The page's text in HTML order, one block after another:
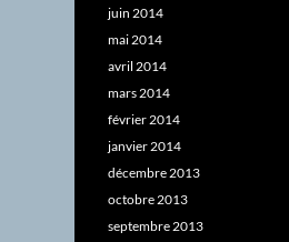
juin 2014
mai 2014
avril 2014
mars 2014
février 2014
janvier 2014
décembre 2013
octobre 2013
septembre 2013